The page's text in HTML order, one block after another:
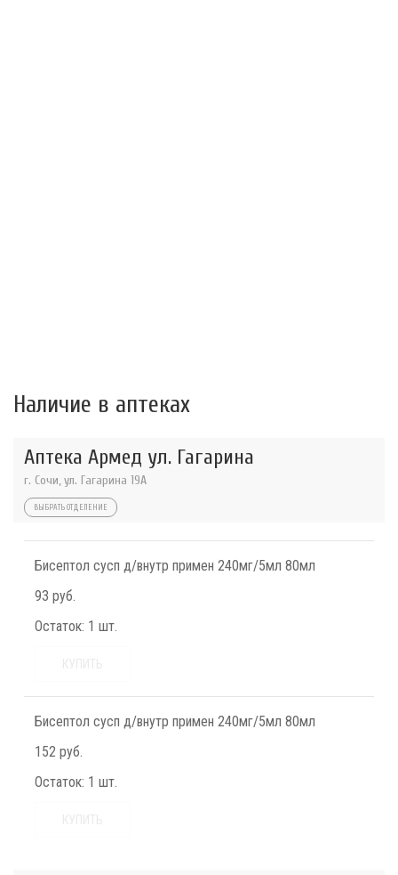
Наличие в аптеках
Аптека Армед ул. Гагарина
г. Сочи, ул. Гагарина 19А
ВЫБРАТЬ ОТДЕЛЕНИЕ
Бисептол сусп д/внутр примен 240мг/5мл 80мл
93 руб.
Остаток: 1 шт.
Бисептол сусп д/внутр примен 240мг/5мл 80мл
152 руб.
Остаток: 1 шт.